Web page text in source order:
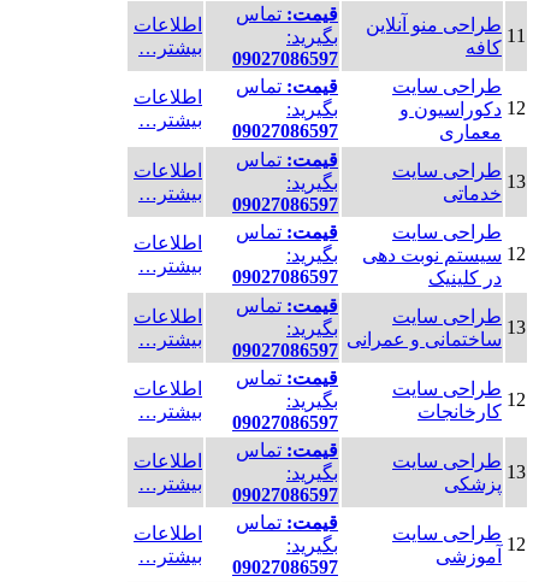
11
طراحی منو آنلاین
کافه
قیمت: تماس
بگیرید:
09027086597
اطلاعات
بیشتر…
12
طراحی سایت
دکوراسیون و
معماری
قیمت: تماس
بگیرید:
09027086597
اطلاعات
بیشتر…
13
طراحی سایت
خدماتی
قیمت: تماس
بگیرید:
09027086597
اطلاعات
بیشتر…
12
طراحی سایت
سیستم نوبت دهی
در کلینیک
قیمت: تماس
بگیرید:
09027086597
اطلاعات
بیشتر…
13
طراحی سایت
ساختمانی و عمرانی
قیمت: تماس
بگیرید:
09027086597
اطلاعات
بیشتر…
12
طراحی سایت
کارخانجات
قیمت: تماس
بگیرید:
09027086597
اطلاعات
بیشتر…
13
طراحی سایت
پزشکی
قیمت: تماس
بگیرید:
09027086597
اطلاعات
بیشتر…
12
طراحی سایت
آموزشی
قیمت: تماس
بگیرید:
09027086597
اطلاعات
بیشتر…